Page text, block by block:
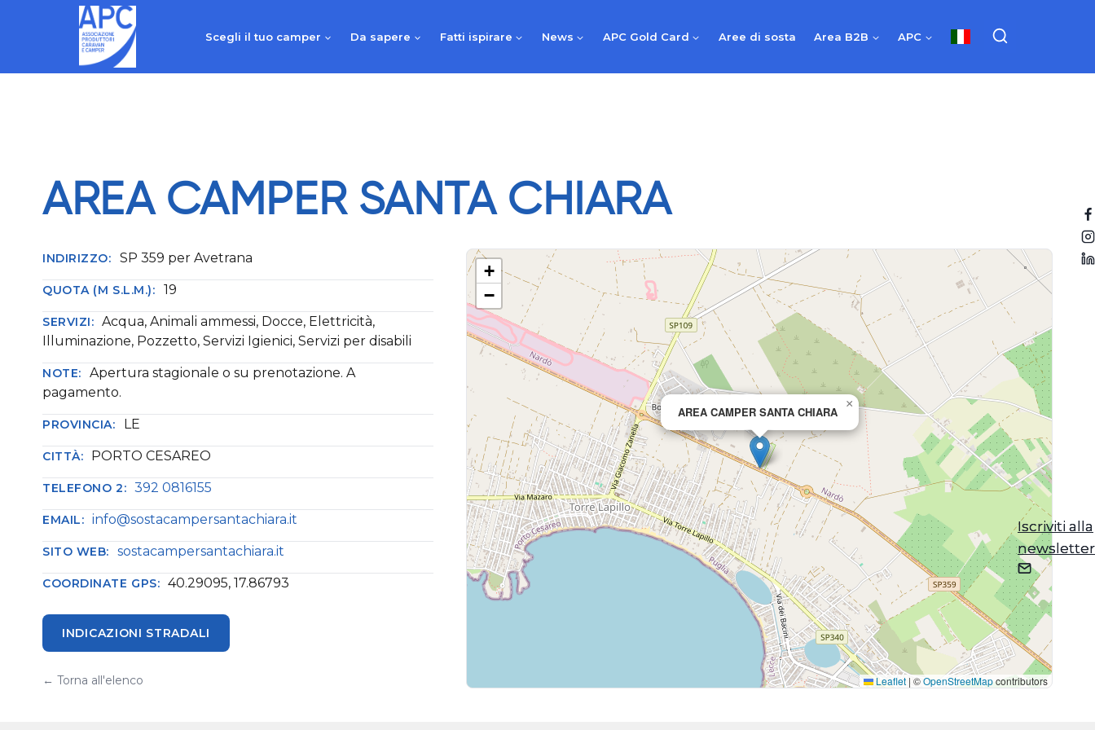
Scegli il tuo camper Da sapere Fatti ispirare News APC Gold Card Aree di sosta Area B2B APC
Iscriviti alla
newsletter
AREA CAMPER SANTA CHIARA
INDIRIZZO: SP 359 per Avetrana
QUOTA (M S.L.M.): 19
SERVIZI: Acqua, Animali ammessi, Docce, Elettricità,
Illuminazione, Pozzetto, Servizi Igienici, Servizi per disabili
NOTE:
Apertura stagionale o su prenotazione. A
pagamento.
PROVINCIA: LE
CITTÀ: PORTO CESAREO
TELEFONO 2: 392 0816155
EMAIL: info@sostacampersantachiara.it
SITO WEB: sostacampersantachiara.it
COORDINATE GPS: 40.29095, 17.86793
INDICAZIONI STRADALI
← Torna all'elenco
AREA CAMPER SANTA CHIARA
×
+
−
Leaflet | ©OpenStreetMapcontributors
Iscriviti alla
newsletter